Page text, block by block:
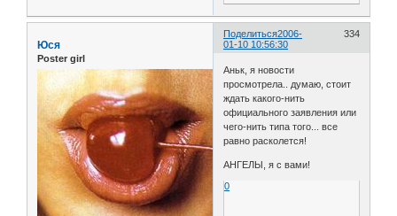
Поделиться 334
2006-
01-10 10:56:30
Юся
Poster girl
Аньк, я новости
просмотрела.. думаю, стоит
ждать какого-нить
официального заявления или
чего-нить типа того... все
равно расколется!
АНГЕЛЫ, я с вами!
0